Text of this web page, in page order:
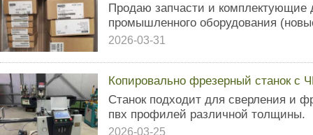
Продаю запчасти и комплектующие
промышленного оборудования
2026-03-31
Копировально фрезерный станок с
Станок подходит для сверления и
пвх профилей различной толщины.
2026-03-25